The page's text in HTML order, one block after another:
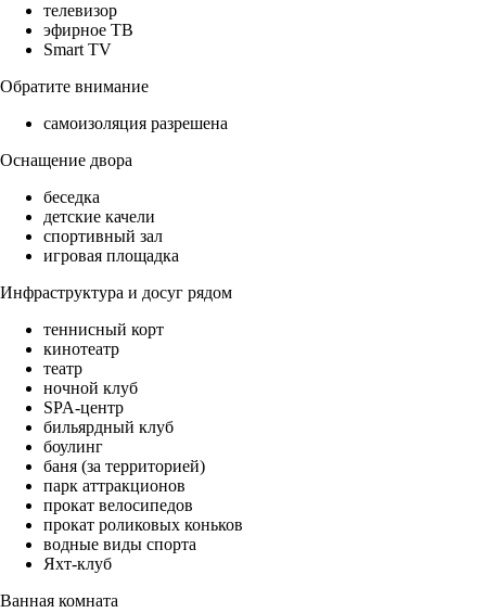
телевизор
эфирное ТВ
Smart TV
Обратите внимание
самоизоляция разрешена
Оснащение двора
беседка
детские качели
спортивный зал
игровая площадка
Инфраструктура и досуг рядом
теннисный корт
кинотеатр
театр
ночной клуб
SPA-центр
бильярдный клуб
боулинг
баня (за территорией)
парк аттракционов
прокат велосипедов
прокат роликовых коньков
водные виды спорта
Яхт-клуб
Ванная комната